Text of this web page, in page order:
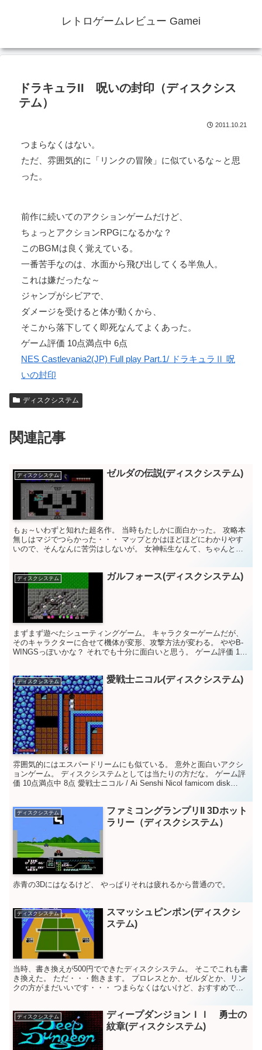
レトロゲームレビュー Gamei
ドラキュラII 呪いの封印（ディスクシス
テム）
2011.10.21
つまらなくはない。
ただ、雰囲気的に「リンクの冒険」に似ているな～と思
った。
前作に続いてのアクションゲームだけど、
ちょっとアクションRPGになるかな？
このBGMは良く覚えている。
一番苦手なのは、水面から飛び出してくる半魚人。
これは嫌だったな～
ジャンプがシビアで、
ダメージを受けると体が動くから、
そこから落下してく即死なんてよくあった。
ゲーム評価 10点満点中 6点
NES Castlevania2(JP) Full play Part.1/ ドラキュラⅡ 呪
いの封印
ディスクシステム
関連記事
ディスクシステム ゼルダの伝説(ディスクシステム)
もぉ～いわずと知れた超名作。 当時もたしかに面白かった。 攻略本
無しはマジでつらかった・・・ マップとかはほどほどにわかりやす
いので、そんなんに苦労はしないが。 女神転生なんて、ちゃんと方
ディスクシステム ガルフォース(ディスクシステム)
まずまず遊べたシューティングゲーム。 キャラクターゲームだが、
そのキャラクターに合せて機体が変形、攻撃方法が変わる。 ややB-
WINGSっぽいかな？ それでも十分に面白いと思う。 ゲーム評価 10
ディスクシステム 愛戦士ニコル(ディスクシステム)
雰囲気的にはエスパードリームにも似ている。 意外と面白いアクシ
ョンゲーム。 ディスクシステムとしては当たりの方だな。 ゲーム評
価 10点満点中 8点 愛戦士ニコル / Ai Senshi Nicol famicom disk
ディスクシステム
ファミコングランプリII 3Dホット
ラリー（ディスクシステム）
赤青の3Dにはなるけど、 やっぱりそれは疲れるから普通ので。
ディスクシステム
スマッシュピンポン(ディスクシ
ステム)
当時、書き換えが500円でできたディスクシステム。 そこでこれも書
き換えた。 ただ・・・飽きます。 プロレスとか、ゼルダとか、リン
クの方がまだいいです・・・ つまらなくはないけど、おすすめでき
ディスクシステム
ディープダンジョンＩＩ 勇士の
紋章(ディスクシステム)